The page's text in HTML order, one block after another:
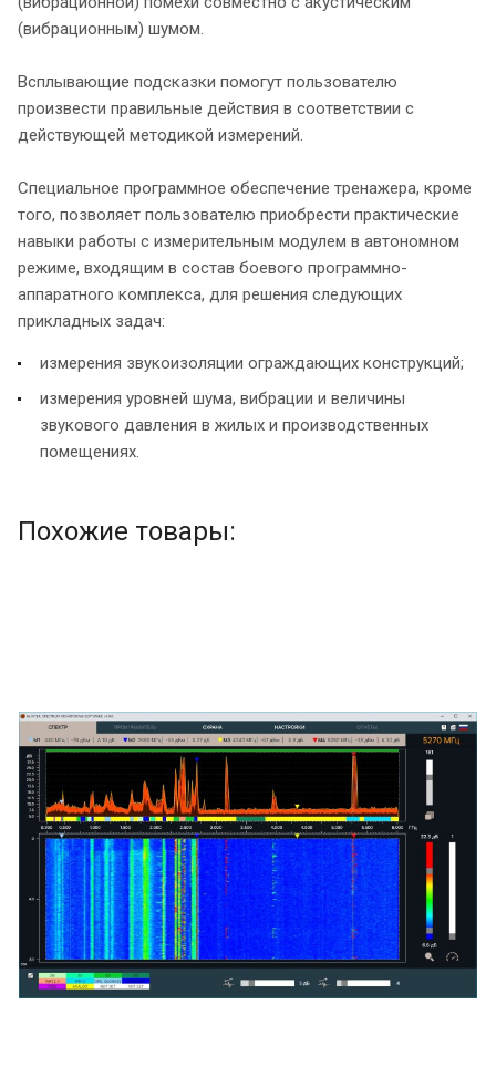
(вибрационным) шумом.
Всплывающие подсказки помогут пользователю
произвести правильные действия в соответствии с
действующей методикой измерений.
Специальное программное обеспечение тренажера, кроме
того, позволяет пользователю приобрести практические
навыки работы с измерительным модулем в автономном
режиме, входящим в состав боевого программно-
аппаратного комплекса, для решения следующих
прикладных задач:
измерения звукоизоляции ограждающих конструкций;
измерения уровней шума, вибрации и величины
звукового давления в жилых и производственных
помещениях.
Похожие товары: